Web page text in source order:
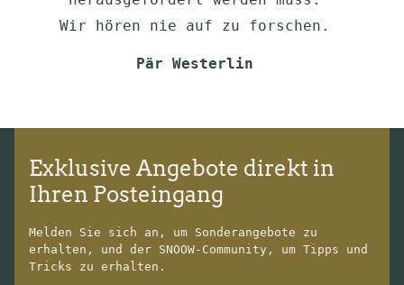
Wir hören nie auf zu forschen.
Pär Westerlin
Exklusive Angebote direkt in
Ihren Posteingang
Melden Sie sich an, um Sonderangebote zu
erhalten, und der SNOOW-Community, um Tipps und
Tricks zu erhalten.